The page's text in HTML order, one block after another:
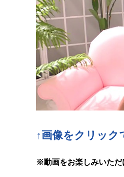
↑画像をクリック
※動画をお楽しみいただ